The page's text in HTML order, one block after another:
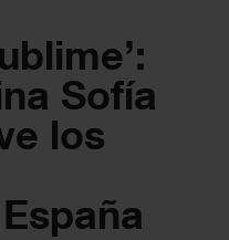
Sofía
los